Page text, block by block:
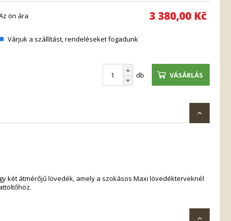
ön ára 3 380,00Kč
Várjuk a szállítást, rendeléseket fogadunk
db VÁSÁRLÁS
két átmérőjű lövedék, amely a szokásos Maxi lövedékterveknél